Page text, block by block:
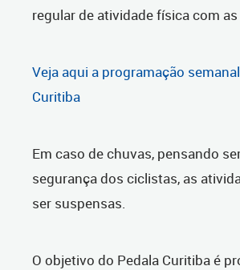
regular de atividade física com
Veja aqui a programação
Curitiba
Em caso de chuvas, pensando
segurança dos ciclistas, as
ser suspensas.
O objetivo do Pedala Curitiba é